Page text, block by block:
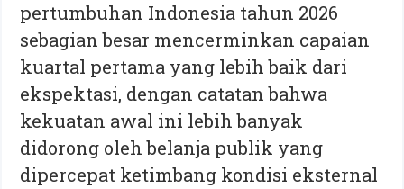
pertumbuhan Indonesia tahun 2026
sebagian besar mencerminkan capaian
kuartal pertama yang lebih baik dari
ekspektasi, dengan catatan bahwa
kekuatan awal ini lebih banyak
didorong oleh belanja publik yang
dipercepat ketimbang kondisi eksternal